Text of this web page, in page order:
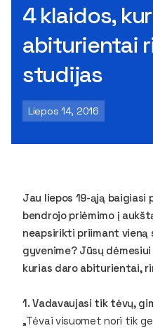
4 klaidos,
abiturientai
studijas
Liepos 14, 2016
Jau liepos 19-ąją baigiasi
bendrojo priėmimo į
neapsirikti priimant vieną
gyvenime? Jūsų
kurias daro abiturientai,
1. Vadavaujasi tik tėvų,
„Tėvai visuomet nori tik